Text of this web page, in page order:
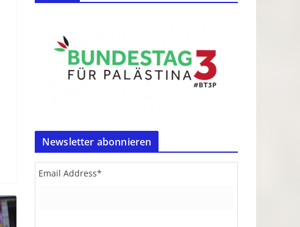
Newsletter abonnieren
Email Address*